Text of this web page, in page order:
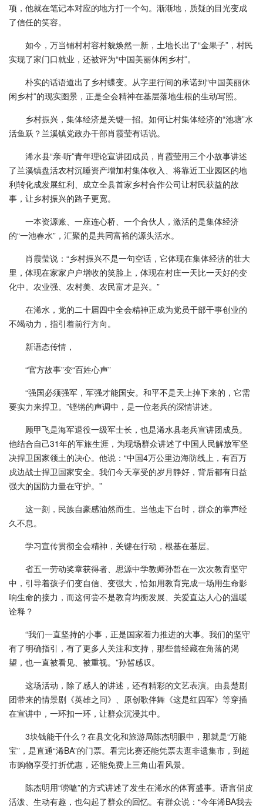
项，他就在笔记本对应的地方打一个勾。渐渐地，质疑的目光变成
了信任的笑容。
如今，万当铺村村容村貌焕然一新，土地长出了“金果子”，村民
实现了家门口就业，还被评为“中国美丽休闲乡村”。
朴实的话语道出了乡村蝶变。从字里行间的承诺到“中国美丽休
闲乡村”的现实图景，正是全会精神在基层落地生根的生动写照。
乡村振兴，集体经济是关键一招。如何让村集体经济的“池塘”水
活鱼跃？兰溪镇党政办干部肖霞莹有话说。
浠水县“亲·听”青年理论宣讲团成员，肖霞莹用三个小故事讲述
了兰溪镇盘活农村沉睡资产增加村集体收入、将靠近工业园区的地
利转化成发展红利、成立全县首家乡村合作公司让村民获益的故
事，让乡村振兴的路子更宽。
一本资源账、一座连心桥、一个合伙人，激活的是集体经济
的“一池春水”，汇聚的是共同富裕的源头活水。
肖霞莹说：“乡村振兴不是一句空话，它体现在集体经济的壮大
里，体现在家家户户增收的笑脸上，体现在村庄一天比一天好的变
化中。农业强、农村美、农民富才是兴。”
在浠水，党的二十届四中全会精神正成为党员干部干事创业的
不竭动力，指引着前行方向。
新语态传情，
“官方故事”变“百姓心声”
“强国必须强军，军强才能国安。和平不是天上掉下来的，它需
要实力来捍卫。”铿锵的声调中，是一位老兵的深情讲述。
顾甲飞是海军退役一级军士长，也是浠水县老兵宣讲团成员。
他结合自己31年的军旅生涯，为现场群众讲述了中国人民解放军坚
决捍卫国家领土的决心。他说：“中国4万公里边海防线上，有百万
戍边战士捍卫国家安全。我们今天享受的岁月静好，背后都有日益
强大的国防力量在守护。”
这一刻，民族自豪感油然而生。当他走下台时，群众的掌声经
久不息。
学习宣传贯彻全会精神，关键在行动，根基在基层。
省五一劳动奖章获得者、思源中学教师孙皙在一次次教育坚守
中，引导着孩子们变自信、变强大，恰如用教育完成一场用生命影
响生命的接力，而这何尝不是教育均衡发展、关爱直达人心的温暖
诠释？
“我们一直坚持的小事，正是国家着力推进的大事。我们的坚守
有了明确指引，有了更多人关注和支持，那些曾经藏在角落的渴
望，也一直被看见、被重视。”孙皙感叹。
这场活动，除了感人的讲述，还有精彩的文艺表演。由县楚剧
团带来的情景剧《英雄之问》、原创歌伴舞《这是红四军》等穿插
在宣讲中，一环扣一环，让群众沉浸其中。
3块钱能干什么？在县文化和旅游局陈杰明眼中，那就是“万能
宝”，是直通“浠BA”的门票。看完比赛还能凭票去逛非遗集市，到超
市购物享受打折优惠，还能免费上三角山看风景。
陈杰明用“唠嗑”的方式讲述了发生在浠水的体育盛事。语言俏皮
活泼、生动有趣，也勾起了群众的回忆。有群众说：“今年浠BA我去